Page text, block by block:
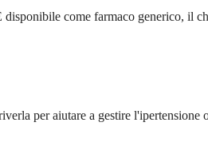
come farmaco generico, il
per aiutare a gestire l'ipertensione